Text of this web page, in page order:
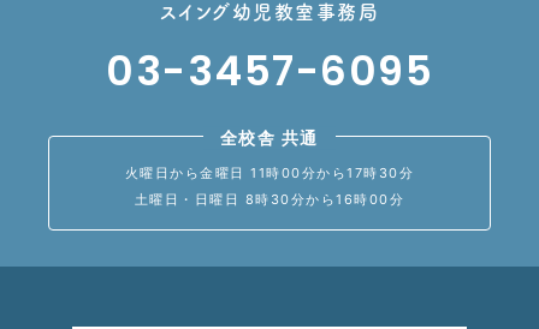
スイング幼児教室事務局
03-3457-6095
全校舎 共通
火曜日から金曜日 11時00分から17時30分
土曜日・日曜日 8時30分から16時00分